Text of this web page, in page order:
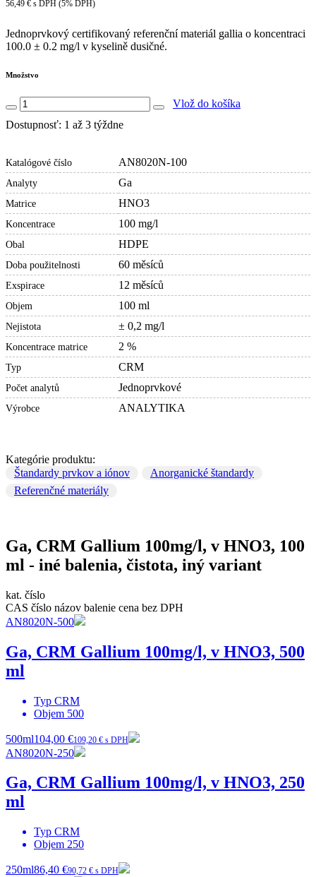
56,49 € s DPH (5% DPH)
Jednoprvkový certifikovaný referenční materiál gallia o koncentraci
100.0 ± 0.2 mg/l v kyselině dusičné.
Množstvo
Vlož do košíka
Dostupnosť: 1 až 3 týždne
Katalógové číslo AN8020N-100
Analyty Ga
Matrice HNO3
Koncentrace 100 mg/l
Obal HDPE
Doba použitelnosti 60 měsíců
Exspirace 12 měsíců
Objem 100 ml
Nejistota ± 0,2 mg/l
Koncentrace matrice 2 %
Typ CRM
Počet analytů Jednoprvkové
Výrobce ANALYTIKA
Kategórie produktu:
Štandardy prvkov a iónov
Anorganické štandardy
Referenčné materiály
Ga, CRM Gallium 100mg/l, v HNO3, 100
ml - iné balenia, čistota, iný variant
kat. číslo
CAS číslo názov balenie cena bez DPH
AN8020N-500
Ga, CRM Gallium 100mg/l, v HNO3, 500
ml
Typ CRM
Objem 500
500ml104,00 €109,20 € s DPH
AN8020N-250
Ga, CRM Gallium 100mg/l, v HNO3, 250
ml
Typ CRM
Objem 250
250ml86,40 €90,72 € s DPH